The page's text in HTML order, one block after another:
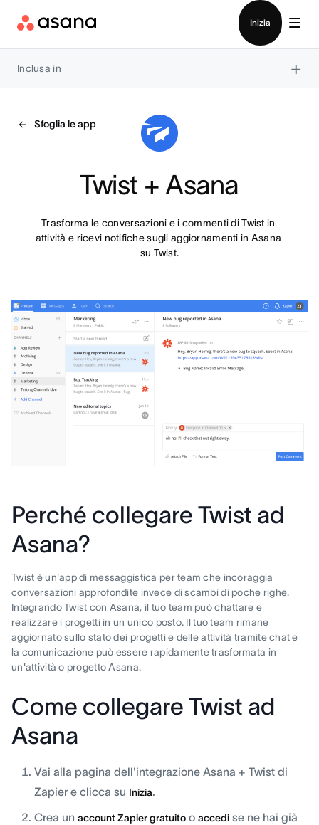
Inizia
Inclusa in ×
Sfoglia le app
Twist + Asana
Trasforma le conversazioni e i commenti di Twist in
attività e ricevi notifiche sugli aggiornamenti in Asana
su Twist.
Perché collegare Twist ad
Asana?
Twist è un'app di messaggistica per team che incoraggia
conversazioni approfondite invece di scambi di poche righe.
Integrando Twist con Asana, il tuo team può chattare e
realizzare i progetti in un unico posto. Il tuo team rimane
aggiornato sullo stato dei progetti e delle attività tramite chat e
la comunicazione può essere rapidamente trasformata in
un'attività o progetto Asana.
Come collegare Twist ad
Asana
Vai alla pagina dell'integrazione Asana + Twist di
Zapier e clicca su Inizia.
Crea un account Zapier gratuito o accedi se ne hai già